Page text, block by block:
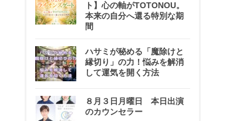
ト】心の軸がTOTONOU。
本来の自分へ還る特別な期
間
ハサミが秘める「魔除けと
縁切り」の力！悩みを解消
して運気を開く方法
８月３日月曜日 本日出演
のカウンセラー